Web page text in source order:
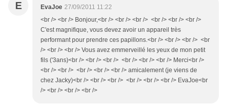
E EvaJoe 27/09/2011 11:22
<br /> <br /> Bonjour,<br /> <br /> <br /> <br /> <br /> <br />
C'est magnifique, vous devez avoir un appareil très
performant pour prendre ces papillons.<br /> <br /> <br /> <br
/> <br /> <br /> Vous avez emmerveillé les yeux de mon petit
fils ('3ans)<br /> <br /> <br /> <br /> <br /> <br /> Merci<br />
<br /> <br /> <br /> <br /> <br /> amicalement (je viens de
chez Jacky)<br /> <br /> <br /> <br /> <br /> <br /> EvaJoe<br
/> <br /> <br /> <br />